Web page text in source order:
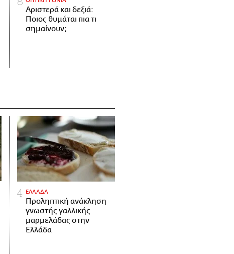
Αριστερά και δεξιά:
Ποιος θυμάται πια τι
σημαίνουν;
ΕΛΛΑΔΑ
Προληπτική ανάκληση
γνωστής γαλλικής
μαρμελάδας στην
Ελλάδα